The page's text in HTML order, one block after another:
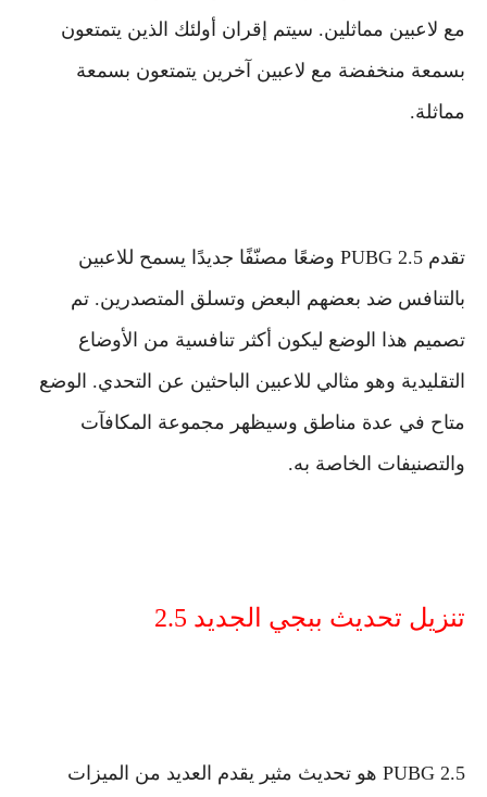
مع لاعبين مماثلين. سيتم إقران أولئك الذين يتمتعون
بسمعة منخفضة مع لاعبين آخرين يتمتعون بسمعة
مماثلة.
تقدم PUBG 2.5 وضعًا مصنّفًا جديدًا يسمح للاعبين
بالتنافس ضد بعضهم البعض وتسلق المتصدرين. تم
تصميم هذا الوضع ليكون أكثر تنافسية من الأوضاع
التقليدية وهو مثالي للاعبين الباحثين عن التحدي. الوضع
متاح في عدة مناطق وسيظهر مجموعة المكافآت
والتصنيفات الخاصة به.
تنزيل تحديث ببجي الجديد 2.5
PUBG 2.5 هو تحديث مثير يقدم العديد من الميزات